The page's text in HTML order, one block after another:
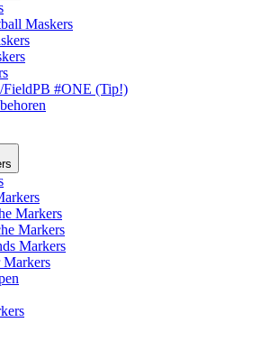
Maskers
#ONE (Tip!)
Markers
Markers
Markers